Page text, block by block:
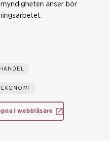
anser bör
EKONOMI
i webbläsare